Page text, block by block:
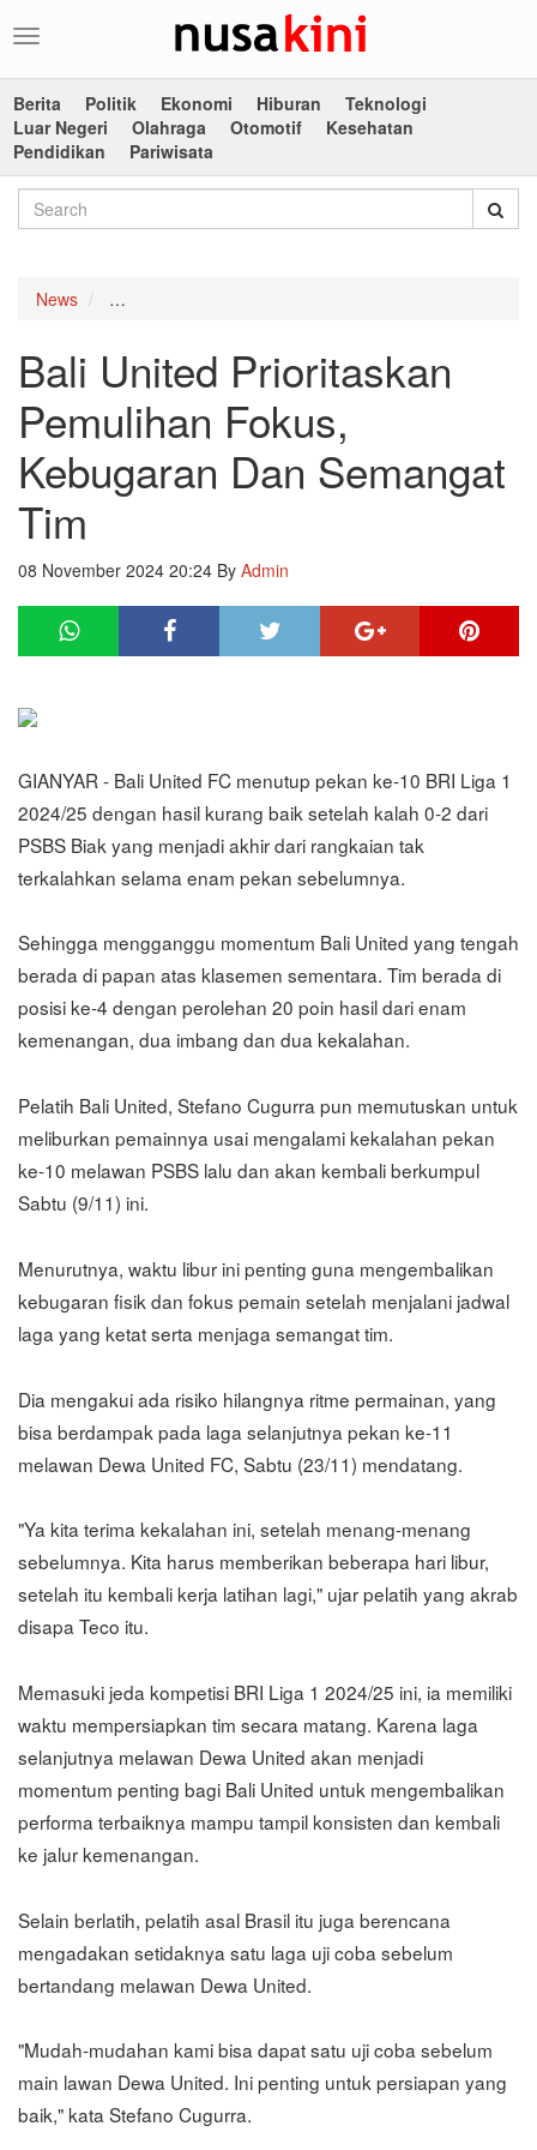
Toggle
Berita
Politik Ekonomi Hiburan
Teknologi
Luar Negeri
Olahraga Otomotif
Kesehatan
Pendidikan
Pariwisata
News
Bali United Prioritaskan
Pemulihan Fokus,
Kebugaran Dan Semangat
Tim
08 November 2024 20:24 By Admin
GIANYAR - Bali United FC menutup pekan ke-10 BRI Liga 1
2024/25 dengan hasil kurang baik setelah kalah 0-2 dari
PSBS Biak yang menjadi akhir dari rangkaian tak
terkalahkan selama enam pekan sebelumnya.
Sehingga mengganggu momentum Bali United yang tengah
berada di papan atas klasemen sementara. Tim berada di
posisi ke-4 dengan perolehan 20 poin hasil dari enam
kemenangan, dua imbang dan dua kekalahan.
Pelatih Bali United, Stefano Cugurra pun memutuskan untuk
meliburkan pemainnya usai mengalami kekalahan pekan
ke-10 melawan PSBS lalu dan akan kembali berkumpul
Sabtu (9/11) ini.
Menurutnya, waktu libur ini penting guna mengembalikan
kebugaran fisik dan fokus pemain setelah menjalani jadwal
laga yang ketat serta menjaga semangat tim.
Dia mengakui ada risiko hilangnya ritme permainan, yang
bisa berdampak pada laga selanjutnya pekan ke-11
melawan Dewa United FC, Sabtu (23/11) mendatang.
"Ya kita terima kekalahan ini, setelah menang-menang
sebelumnya. Kita harus memberikan beberapa hari libur,
setelah itu kembali kerja latihan lagi," ujar pelatih yang akrab
disapa Teco itu.
Memasuki jeda kompetisi BRI Liga 1 2024/25 ini, ia memiliki
waktu mempersiapkan tim secara matang. Karena laga
selanjutnya melawan Dewa United akan menjadi
momentum penting bagi Bali United untuk mengembalikan
performa terbaiknya mampu tampil konsisten dan kembali
ke jalur kemenangan.
Selain berlatih, pelatih asal Brasil itu juga berencana
mengadakan setidaknya satu laga uji coba sebelum
bertandang melawan Dewa United.
"Mudah-mudahan kami bisa dapat satu uji coba sebelum
main lawan Dewa United. Ini penting untuk persiapan yang
baik," kata Stefano Cugurra.